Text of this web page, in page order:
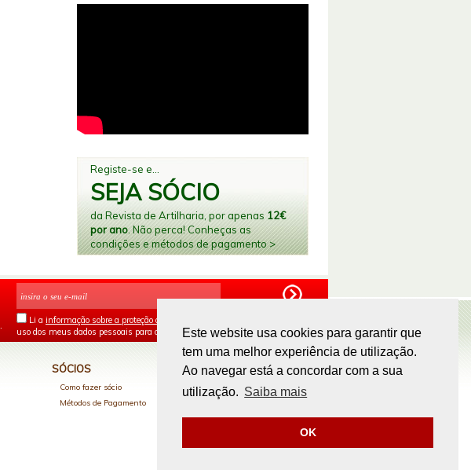
Este website usa cookies para garantir que
tem uma melhor experiência de utilização.
Ao navegar está a concordar com a sua
utilização. Saiba mais
OK
Registe-se e...
SEJA SÓCIO
da Revista de Artilharia, por apenas 12€
por ano. Não perca! Conheças as
condições e métodos de pagamento >
Li a informação sobre a proteção de dados
uso dos meus dados pessoais para os fins mencionados.
SÓCIOS
Como fazer sócio
Métodos de Pagamento
PAGAMENTOS ONLINE